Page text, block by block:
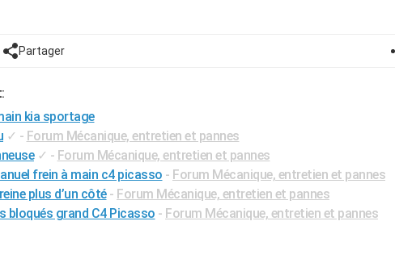
Partager
kia sportage
✓ - Forum Mécanique, entretien et pannes
✓ - Forum Mécanique, entretien et pannes
frein à main c4 picasso - Forum Mécanique, entretien et pannes
plus d’un côté - Forum Mécanique, entretien et pannes
bloqués grand C4 Picasso - Forum Mécanique, entretien et pannes